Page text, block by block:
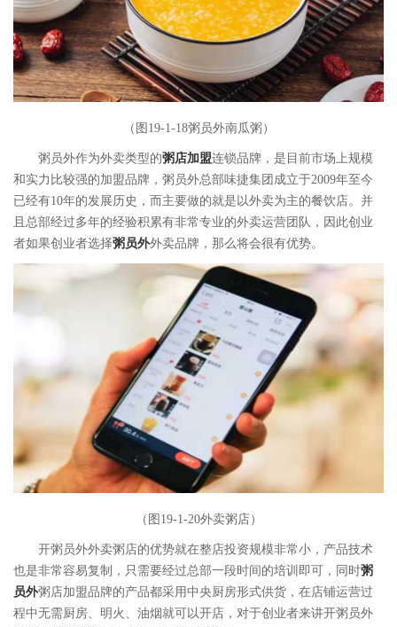
（图19-1-18粥员外南瓜粥）
粥员外作为外卖类型的粥店加盟连锁品牌，是目前市场上规模
和实力比较强的加盟品牌，粥员外总部味捷集团成立于2009年至今
已经有10年的发展历史，而主要做的就是以外卖为主的餐饮店。并
且总部经过多年的经验积累有非常专业的外卖运营团队，因此创业
者如果创业者选择粥员外外卖品牌，那么将会很有优势。
（图19-1-20外卖粥店）
开粥员外外卖粥店的优势就在整店投资规模非常小，产品技术
也是非常容易复制，只需要经过总部一段时间的培训即可，同时粥
员外粥店加盟品牌的产品都采用中央厨房形式供货，在店铺运营过
程中无需厨房、明火、油烟就可以开店，对于创业者来讲开粥员外